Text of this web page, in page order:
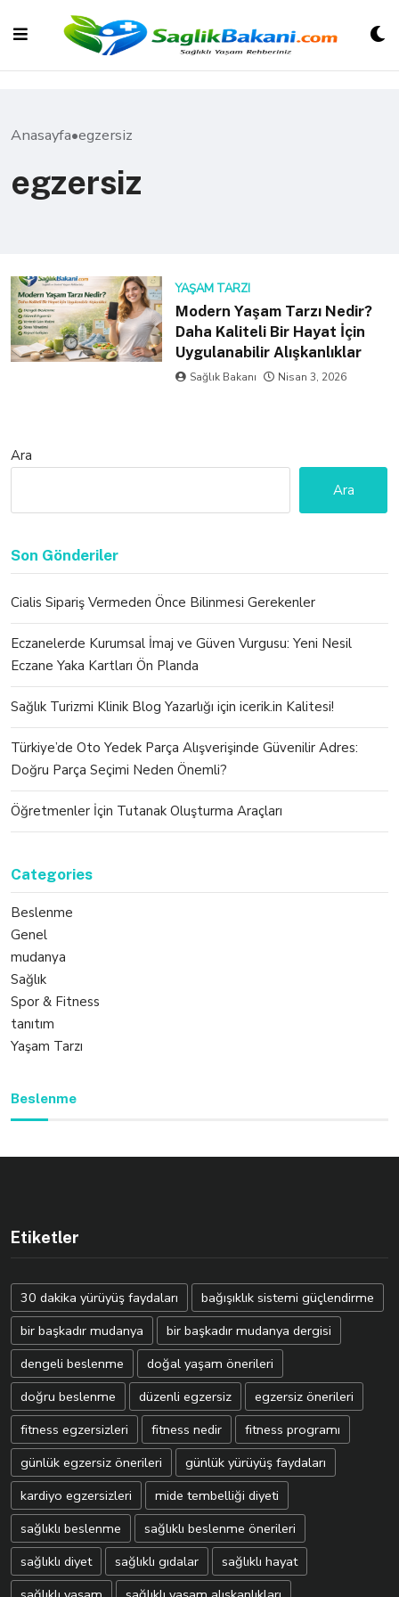
content
Anasayfa•egzersiz
egzersiz
YAŞAM TARZI
Modern Yaşam Tarzı Nedir?
Daha Kaliteli Bir Hayat İçin
Uygulanabilir Alışkanlıklar
Sağlık Bakanı Nisan 3, 2026
Ara
Ara
Son Gönderiler
Cialis Sipariş Vermeden Önce Bilinmesi Gerekenler
Eczanelerde Kurumsal İmaj ve Güven Vurgusu: Yeni Nesil
Eczane Yaka Kartları Ön Planda
Sağlık Turizmi Klinik Blog Yazarlığı için icerik.in Kalitesi!
Türkiye’de Oto Yedek Parça Alışverişinde Güvenilir Adres:
Doğru Parça Seçimi Neden Önemli?
Öğretmenler İçin Tutanak Oluşturma Araçları
Categories
Beslenme
Genel
mudanya
Sağlık
Spor & Fitness
tanıtım
Yaşam Tarzı
Beslenme
Etiketler
30 dakika yürüyüş faydaları
bağışıklık sistemi güçlendirme
bir başkadır mudanya
bir başkadır mudanya dergisi
dengeli beslenme
doğal yaşam önerileri
doğru beslenme
düzenli egzersiz
egzersiz önerileri
fitness egzersizleri
fitness nedir
fitness programı
günlük egzersiz önerileri
günlük yürüyüş faydaları
kardiyo egzersizleri
mide tembelliği diyeti
sağlıklı beslenme
sağlıklı beslenme önerileri
sağlıklı diyet
sağlıklı gıdalar
sağlıklı hayat